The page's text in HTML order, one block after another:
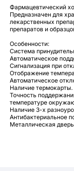
Фармацевтический
Предназначен для
лекарственных
препаратов и
Особенности:
Система
Автоматическое
Сигнализация при
Отображение
Автоматическое
Наличие термокарты.
Точность
температуре
Наличие 3-х
Антибактериальное
Металлическая